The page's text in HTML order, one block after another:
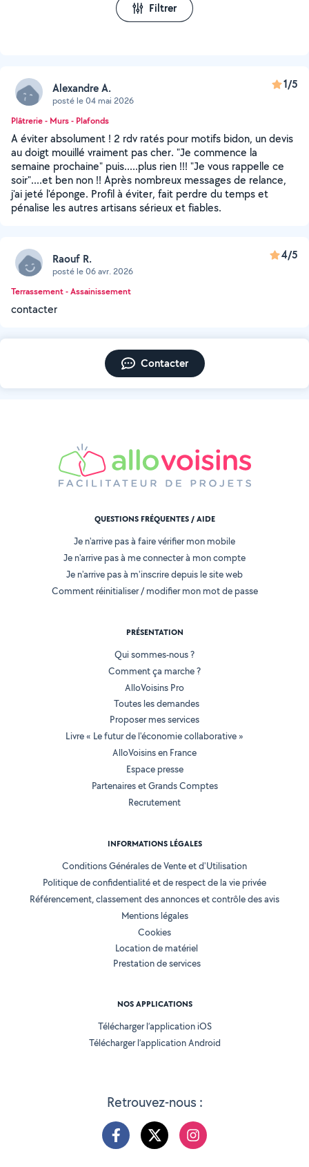
Filtrer
Alexandre A.
posté le 04 mai 2026
1/5
Plâtrerie - Murs - Plafonds
A éviter absolument ! 2 rdv ratés pour motifs bidon, un devis
au doigt mouillé vraiment pas cher. "Je commence la
semaine prochaine" puis.....plus rien !!! "Je vous rappelle ce
soir"....et ben non !! Après nombreux messages de relance,
j'ai jeté l'éponge. Profil à éviter, fait perdre du temps et
pénalise les autres artisans sérieux et fiables.
Raouf R.
posté le 06 avr. 2026
4/5
Terrassement - Assainissement
contacter
Contacter
Retrouvez-nous :
QUESTIONS FRÉQUENTES / AIDE
Je n'arrive pas à faire vérifier mon mobile
Je n'arrive pas à me connecter à mon compte
Je n'arrive pas à m'inscrire depuis le site web
Comment réinitialiser / modifier mon mot de passe
PRÉSENTATION
Qui sommes-nous ?
Comment ça marche ?
AlloVoisins Pro
Toutes les demandes
Proposer mes services
Livre « Le futur de l'économie collaborative »
AlloVoisins en France
Espace presse
Partenaires et Grands Comptes
Recrutement
INFORMATIONS LÉGALES
Conditions Générales de Vente et d'Utilisation
Politique de confidentialité et de respect de la vie privée
Référencement, classement des annonces et contrôle des avis
Mentions légales
Cookies
Location de matériel
Prestation de services
NOS APPLICATIONS
Télécharger l’application iOS
Télécharger l’application Android